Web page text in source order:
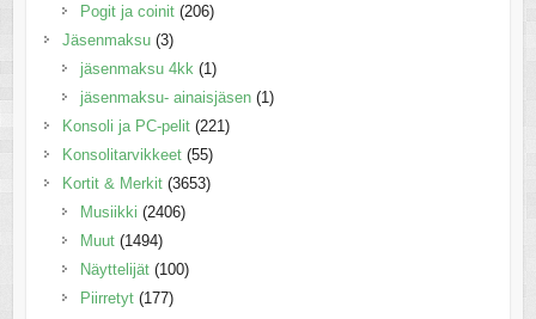
Pogit ja coinit (206)
Jäsenmaksu (3)
jäsenmaksu 4kk (1)
jäsenmaksu- ainaisjäsen (1)
Konsoli ja PC-pelit (221)
Konsolitarvikkeet (55)
Kortit & Merkit (3653)
Musiikki (2406)
Muut (1494)
Näyttelijät (100)
Piirretyt (177)